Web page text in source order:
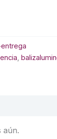
,
aún.